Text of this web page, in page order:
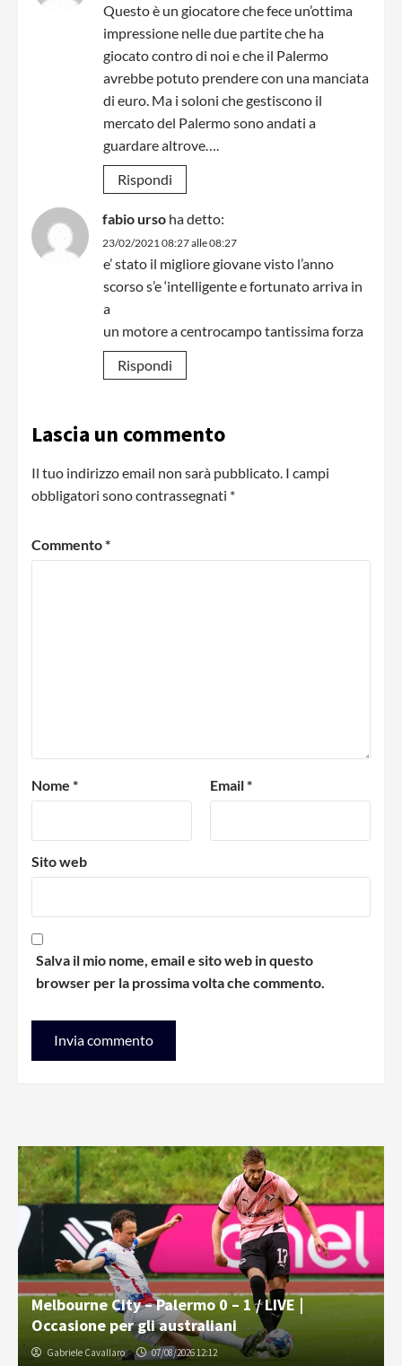
Questo è un giocatore che fece un’ottima
impressione nelle due partite che ha
giocato contro di noi e che il Palermo
avrebbe potuto prendere con una manciata
di euro. Ma i soloni che gestiscono il
mercato del Palermo sono andati a
guardare altrove….
Rispondi
fabio urso ha detto:
23/02/2021 08:27 alle 08:27
e’ stato il migliore giovane visto l’anno
scorso s’e ‘intelligente e fortunato arriva in
a
un motore a centrocampo tantissima forza
Rispondi
Lascia un commento
Il tuo indirizzo email non sarà pubblicato. I campi
obbligatori sono contrassegnati *
Commento*
Nome * Email*
Sito web
Salva il mio nome, email e sito web in questo
browser per la prossima volta che commento.
Melbourne City – Palermo 0 – 1 / LIVE |
Occasione per gli australiani
Gabriele Cavallaro 07/08/2026 12:12